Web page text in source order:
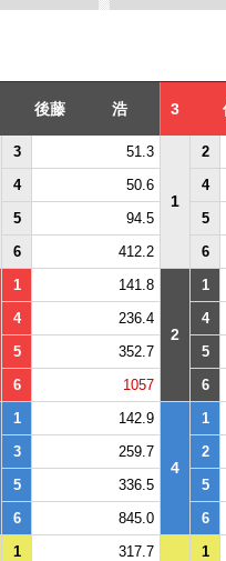
後藤 浩 3
3 51.3
1
2
4 50.6 4
5 94.5 5
6 412.2 6
1 141.8
2
1
4 236.4 4
5 352.7 5
6 1057 6
1 142.9
4
1
3 259.7 2
5 336.5 5
6 845.0 6
1 317.7 1